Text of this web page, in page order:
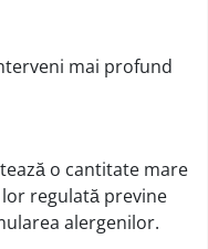
mai profund
o cantitate mare
regulată previne
alergenilor.